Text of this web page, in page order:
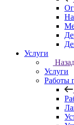
Услуги
Услуги
Работы